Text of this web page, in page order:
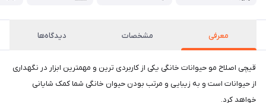
معرفی مشخصات دیدگاه‌ها
قیچی اصلاح مو حیوانات خانگی یکی از کاربردی ترین و مهمترین ابزار در نگهداری
از حیوانات است و به زیبایی و مرتب بودن حیوان خانگی شما کمک شایانی
خواهد کرد.